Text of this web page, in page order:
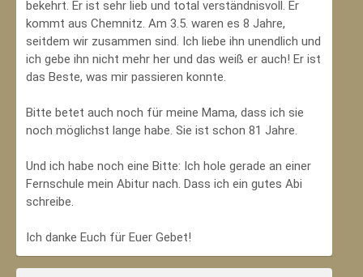
bekehrt. Er ist sehr lieb und total verständnisvoll. Er
kommt aus Chemnitz. Am 3.5. waren es 8 Jahre,
seitdem wir zusammen sind. Ich liebe ihn unendlich und
ich gebe ihn nicht mehr her und das weiß er auch! Er ist
das Beste, was mir passieren konnte.
Bitte betet auch noch für meine Mama, dass ich sie
noch möglichst lange habe. Sie ist schon 81 Jahre.
Und ich habe noch eine Bitte: Ich hole gerade an einer
Fernschule mein Abitur nach. Dass ich ein gutes Abi
schreibe.
Ich danke Euch für Euer Gebet!